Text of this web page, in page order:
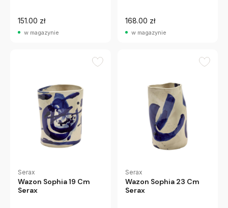
151.00 zł
w magazynie
168.00 zł
w magazynie
Serax
Wazon Sophia 19 Cm
Serax
Serax
Wazon Sophia 23 Cm
Serax